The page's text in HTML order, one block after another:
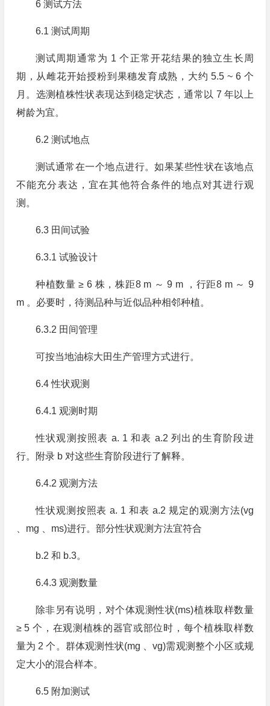
6 测试方法
6.1 测试周期
测试周期通常为 1 个正常开花结果的独立生长周
期，从雌花开始授粉到果穗发育成熟，大约 5.5 ~ 6 个
月。选测植株性状表现达到稳定状态，通常以 7 年以上
树龄为宜。
6.2 测试地点
测试通常在一个地点进行。如果某些性状在该地点
不能充分表达，宜在其他符合条件的地点对其进行观
测。
6.3 田间试验
6.3.1 试验设计
种植数量 ≥ 6 株，株距8 m ～ 9 m ，行距8 m ～ 9
m 。必要时，待测品种与近似品种相邻种植。
6.3.2 田间管理
可按当地油棕大田生产管理方式进行。
6.4 性状观测
6.4.1 观测时期
性状观测按照表 a. 1 和表 a.2 列出的生育阶段进
行。附录 b 对这些生育阶段进行了解释。
6.4.2 观测方法
性状观测按照表 a. 1 和表 a.2 规定的观测方法(vg
、mg 、ms)进行。部分性状观测方法宜符合
b.2 和 b.3。
6.4.3 观测数量
除非另有说明，对个体观测性状(ms)植株取样数量
≥ 5 个，在观测植株的器官或部位时，每个植株取样数
量为 2 个。群体观测性状(mg 、vg)需观测整个小区或规
定大小的混合样本。
6.5 附加测试